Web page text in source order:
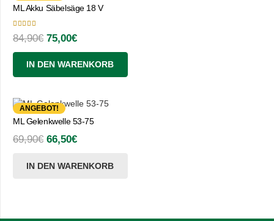
ML Akku Säbelsäge 18 V
84,90€ Ursprünglicher
Preis
war:
84,90€
75,00€Aktueller
Preis
ist:
75,00€.
IN DEN WARENKORB
ANGEBOT!
ML Gelenkwelle 53-75
69,90€ Ursprünglicher
war:
66,50€Aktueller
ist:
IN DEN WARENKORB